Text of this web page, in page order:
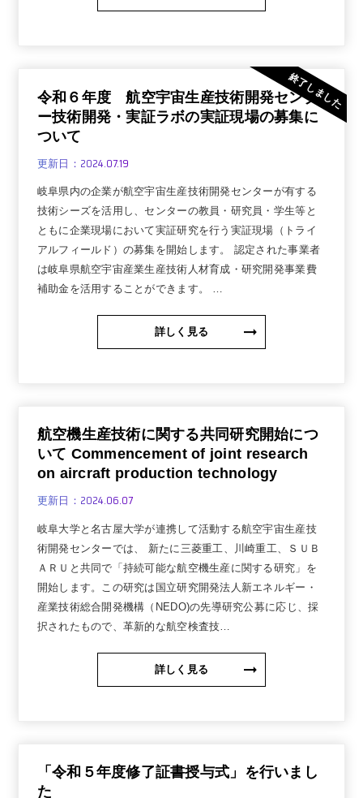
終了しました
令和６年度 航空宇宙生産技術開発センタ
ー技術開発・実証ラボの実証現場の募集に
ついて
更新日： 2024.07.19
岐阜県内の企業が航空宇宙生産技術開発センターが有する
技術シーズを活用し、センターの教員・研究員・学生等と
ともに企業現場において実証研究を行う実証現場（トライ
アルフィールド）の募集を開始します。 認定された事業者
は岐阜県航空宇宙産業生産技術人材育成・研究開発事業費
補助金を活用することができます。 …
詳しく見る
航空機生産技術に関する共同研究開始につ
いて Commencement of joint research
on aircraft production technology
更新日： 2024.06.07
岐阜大学と名古屋大学が連携して活動する航空宇宙生産技
術開発センターでは、 新たに三菱重工、川崎重工、ＳＵＢ
ＡＲＵと共同で「持続可能な航空機生産に関する研究」を
開始します。この研究は国立研究開発法人新エネルギー・
産業技術総合開発機構（NEDO)の先導研究公募に応じ、採
択されたもので、革新的な航空検査技…
詳しく見る
「令和５年度修了証書授与式」を行いまし
た